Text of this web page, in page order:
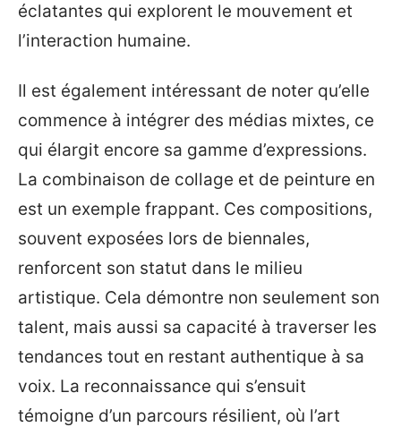
éclatantes qui explorent le mouvement et
l’interaction humaine.
Il est également intéressant de noter qu’elle
commence à intégrer des médias mixtes, ce
qui élargit encore sa gamme d’expressions.
La combinaison de collage et de peinture en
est un exemple frappant. Ces compositions,
souvent exposées lors de biennales,
renforcent son statut dans le milieu
artistique. Cela démontre non seulement son
talent, mais aussi sa capacité à traverser les
tendances tout en restant authentique à sa
voix. La reconnaissance qui s’ensuit
témoigne d’un parcours résilient, où l’art